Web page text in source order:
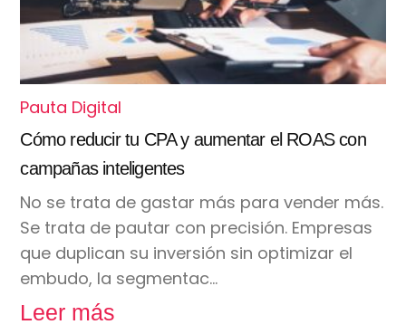
Pauta Digital
Cómo reducir tu CPA y aumentar el ROAS con
campañas inteligentes
No se trata de gastar más para vender más.
Se trata de pautar con precisión. Empresas
que duplican su inversión sin optimizar el
embudo, la segmentac…
Leer más